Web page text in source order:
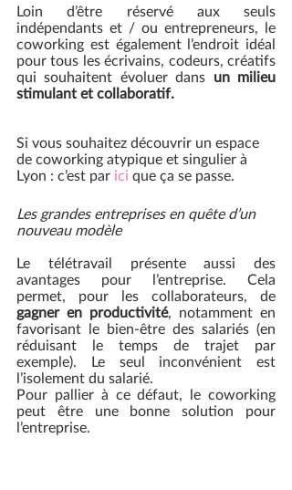
Loin d’être réservé aux seuls
indépendants et / ou entrepreneurs, le
coworking est également l’endroit idéal
pour tous les écrivains, codeurs, créatifs
qui souhaitent évoluer dans un milieu
stimulant et collaboratif.
Si vous souhaitez découvrir un espace
de coworking atypique et singulier à
Lyon : c’est par ici que ça se passe.
Les grandes entreprises en quête d’un
nouveau modèle
Le télétravail présente aussi des
avantages pour l’entreprise. Cela
gagner en productivité, notamment en
favorisant le bien-être des salariés (en
réduisant le temps de trajet par
exemple). Le seul inconvénient est
l’isolement du salarié.
Pour pallier à ce défaut, le coworking
peut être une bonne solution pour
l’entreprise.